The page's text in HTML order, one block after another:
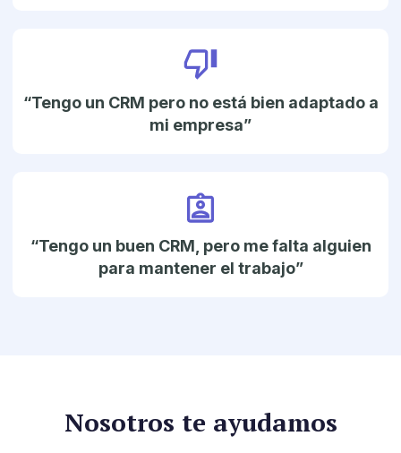
“Tengo un CRM pero no está bien adaptado a
mi empresa”
“Tengo un buen CRM, pero me falta alguien
para mantener el trabajo”
Nosotros te ayudamos